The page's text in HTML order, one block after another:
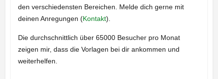
den verschiedensten Bereichen. Melde dich gerne mit
deinen Anregungen (Kontakt).
Die durchschnittlich über 65000 Besucher pro Monat
zeigen mir, dass die Vorlagen bei dir ankommen und
weiterhelfen.